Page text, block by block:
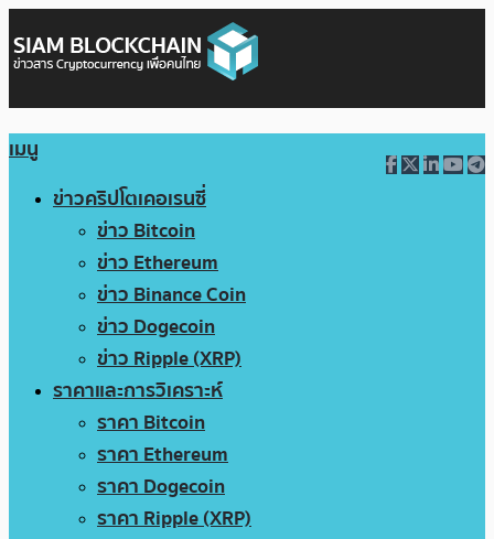
เมนู
ข่าวคริปโตเคอเรนซี่
ข่าว Bitcoin
ข่าว Ethereum
ข่าว Binance Coin
ข่าว Dogecoin
ข่าว Ripple (XRP)
ราคาและการวิเคราะห์
ราคา Bitcoin
ราคา Ethereum
ราคา Dogecoin
ราคา Ripple (XRP)